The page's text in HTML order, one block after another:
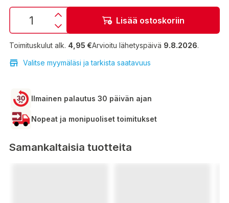
Lisää ostoskoriin
Toimituskulut alk. 4,95 €Arvioitu lähetyspäivä 9.8.2026.
Valitse myymäläsi ja tarkista saatavuus
Ilmainen palautus 30 päivän ajan
Nopeat ja monipuoliset toimitukset
Samankaltaisia tuotteita